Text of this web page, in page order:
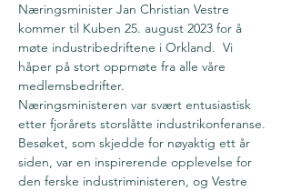
Næringsminister Jan Christian Vestre
kommer til Kuben 25. august 2023 for å
møte industribedriftene i Orkland.  Vi
håper på stort oppmøte fra alle våre
medlemsbedrifter.
Næringsministeren var svært entusiastisk
etter fjorårets storslåtte industrikonferanse.
Besøket, som skjedde for nøyaktig ett år
siden, var en inspirerende opplevelse for
den ferske industriministeren, og Vestre